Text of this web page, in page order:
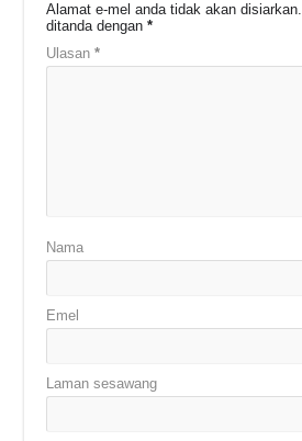
Alamat e-mel anda tidak akan disiarkan.
ditanda dengan*
Ulasan*
Nama
Emel
Laman sesawang